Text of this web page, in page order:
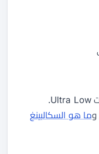
XM يسمح صراحةً بالسكالبينغ على حسابات Ultra Low.
وما هو السكالبينغ